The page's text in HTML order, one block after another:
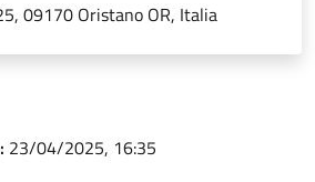
09170 Oristano OR, Italia
23/04/2025, 16:35